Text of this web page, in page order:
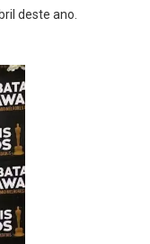
deste ano.